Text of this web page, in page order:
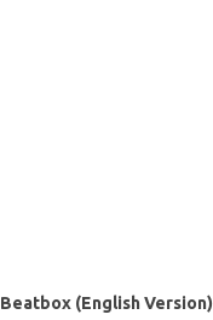
Beatbox (English Version)